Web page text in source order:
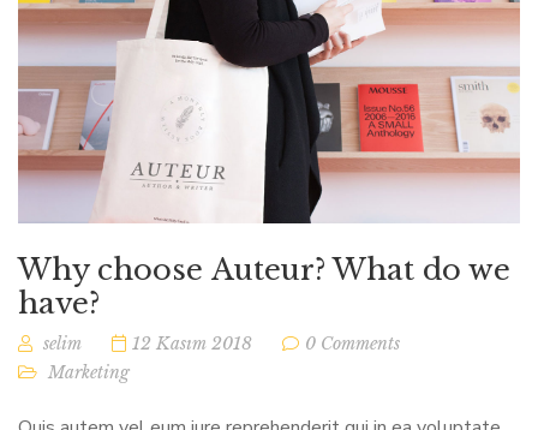
Why choose Auteur? What do we
have?
selim 12 Kasım 2018
0 Comments
Marketing